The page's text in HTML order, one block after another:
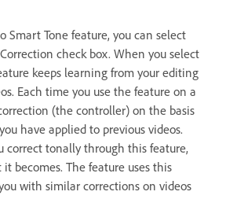
Smart Tone feature, you can select
check box. When you select
keeps learning from your editing
Each time you use the feature on a
(the controller) on the basis
have applied to previous videos.
correct tonally through this feature,
becomes. The feature uses this
with similar corrections on videos